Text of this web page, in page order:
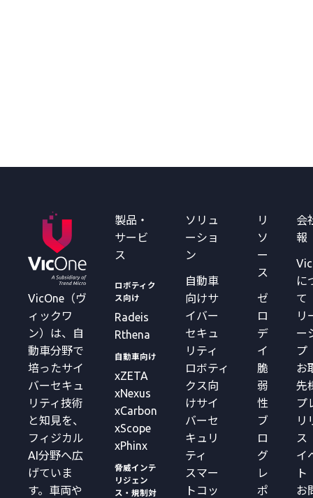
VicOne（ヴ
ィックワ
ン）は、自
動車分野で
培ったサイ
バーセキュ
リティ技術
と知見を、
フィジカル
AI分野へ広
げていま
す。車両や
製品・
サービ
ス
ロボティク
ス向け
Radeis
Rthena
自動車向け
xZETA
xNexus
xCarbon
xScope
xPhinx
脅威インテ
リジェン
ス・規制対
ソリュ
ーショ
ン
自動車
向けサ
イバー
セキュ
リティ
ロボティ
クス向
けサイ
バーセ
キュリ
ティ
スマー
トコッ
リ
ソ
ー
ス
ゼ
ロ
デ
イ
脆
弱
性
ブ
ロ
グ
レ
ポ
会
報
に
て
リ
ー
プ
お
先
プ
リ
ス
イ
ト
お